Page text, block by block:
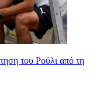
του Ρούλι από τη